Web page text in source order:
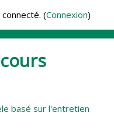
connecté. (Connexion)
basé sur l'entretien